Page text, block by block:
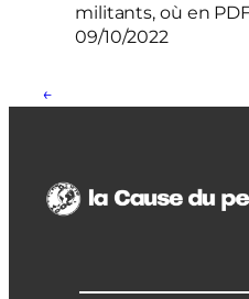
militants, où en
09/10/2022
←